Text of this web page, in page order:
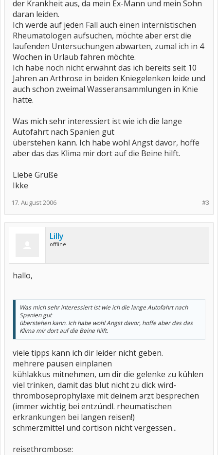
der Krankheit aus, da mein Ex-Mann und mein Sohn
daran leiden.
Ich werde auf jeden Fall auch einen internistischen
Rheumatologen aufsuchen, möchte aber erst die
laufenden Untersuchungen abwarten, zumal ich in 4
Wochen in Urlaub fahren möchte.
Ich habe noch nicht erwähnt das ich bereits seit 10
Jahren an Arthrose in beiden Kniegelenken leide und
auch schon zweimal Wasseransammlungen in Knie
hatte.
Was mich sehr interessiert ist wie ich die lange
Autofahrt nach Spanien gut
überstehen kann. Ich habe wohl Angst davor, hoffe
aber das das Klima mir dort auf die Beine hilft.
Liebe Grüße
Ikke
#3
17. August 2006
Lilly
offline
hallo,
Was mich sehr interessiert ist wie ich die lange Autofahrt nach
Spanien gut
überstehen kann. Ich habe wohl Angst davor, hoffe aber das das
Klima mir dort auf die Beine hilft.
viele tipps kann ich dir leider nicht geben.
mehrere pausen einplanen
kühlakkus mitnehmen, um dir die gelenke zu kühlen
viel trinken, damit das blut nicht zu dick wird-
thromboseprophylaxe mit deinem arzt besprechen
(immer wichtig bei entzündl. rheumatischen
erkrankungen bei langen reisen!)
schmerzmittel und cortison nicht vergessen...
reisethrombose: